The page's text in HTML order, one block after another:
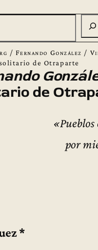
/ Fernando González /
de Otraparte
de
por
*